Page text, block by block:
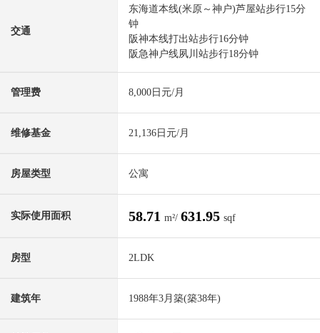
交通
东海道本线(米原～神户)芦屋站步行15分
钟
阪神本线打出站步行16分钟
阪急神户线夙川站步行18分钟
管理费 8,000日元/月
维修基金 21,136日元/月
房屋类型 公寓
实际使用面积 58.71 m²/ 631.95 sqf
房型 2LDK
建筑年 1988年3月築(築38年)